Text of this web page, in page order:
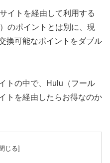
イトを経由して利用する
のポイントとは別に、現
換可能なポイントをダブル
トの中で、Hulu（フール
トを経由したらお得なのか